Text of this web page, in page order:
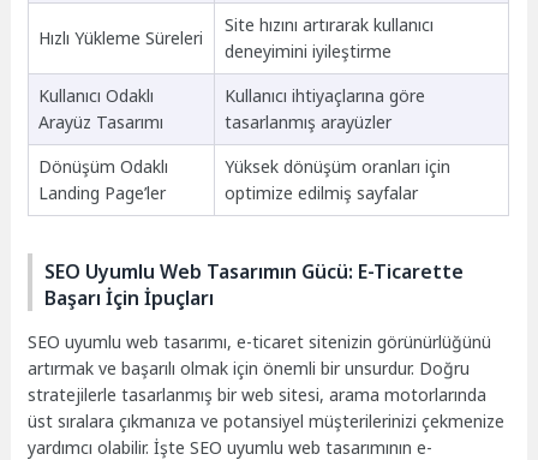
Hızlı Yükleme Süreleri
Site hızını artırarak kullanıcı
deneyimini iyileştirme
Kullanıcı Odaklı
Arayüz Tasarımı
Kullanıcı ihtiyaçlarına göre
tasarlanmış arayüzler
Dönüşüm Odaklı
Landing Page’ler
Yüksek dönüşüm oranları için
optimize edilmiş sayfalar
SEO Uyumlu Web Tasarımın Gücü: E-Ticarette
Başarı İçin İpuçları
SEO uyumlu web tasarımı, e-ticaret sitenizin görünürlüğünü
artırmak ve başarılı olmak için önemli bir unsurdur. Doğru
stratejilerle tasarlanmış bir web sitesi, arama motorlarında
üst sıralara çıkmanıza ve potansiyel müşterilerinizi çekmenize
yardımcı olabilir. İşte SEO uyumlu web tasarımının e-